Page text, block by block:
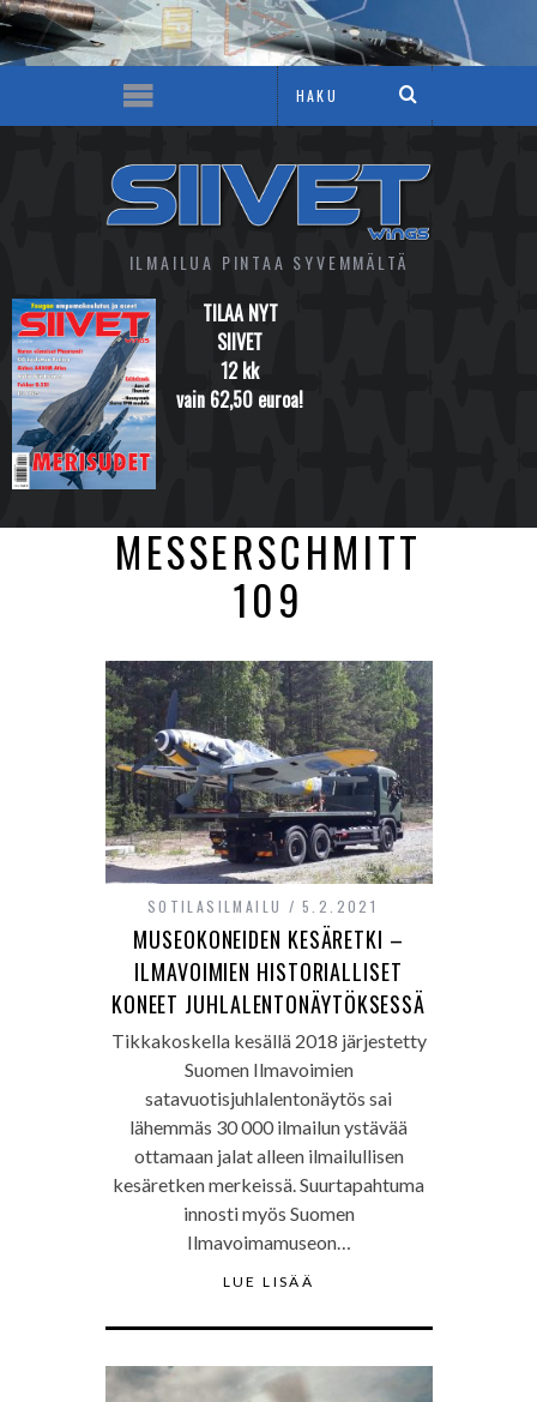
ILMAILUA PINTAA SYVEMMÄLTÄ
TILAA NYT
SIIVET
12 kk
vain 62,50 euroa!
MESSERSCHMITT
109
SOTILASILMAILU 5.2.2021
MUSEOKONEIDEN KESÄRETKI –
ILMAVOIMIEN HISTORIALLISET
KONEET JUHLALENTONÄYTÖKSESSÄ
Tikkakoskella kesällä 2018 järjestetty
Suomen Ilmavoimien
satavuotisjuhlalentonäytös sai
lähemmäs 30 000 ilmailun ystävää
ottamaan jalat alleen ilmailullisen
kesäretken merkeissä. Suurtapahtuma
innosti myös Suomen
Ilmavoimamuseon…
LUE LISÄÄ